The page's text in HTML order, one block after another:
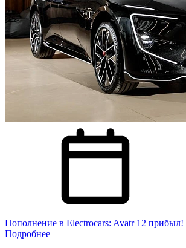
Пополнение в Electrocars: Avatr 12 прибыл!
Подробнее